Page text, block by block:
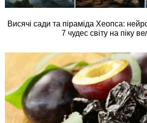
Висячі сади та піраміда Хеопса:
7 чудес світу на піку